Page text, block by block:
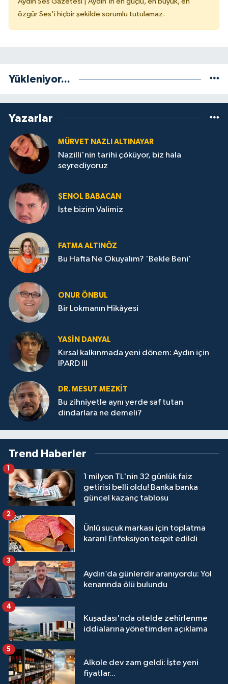
özgür Ses'i hiçbir şekilde sorumlu tutulamaz.
Yükleniyor...
Yazarlar
MÜRVET NAZLI ALTINAYAR
Nazilli'nin tarihi çöküyor, biz hala
seyrediyoruz
ŞENOL BABACAN
İşte bizim Valimiz
FATMA ALTINÖZ
Bu Hafta Ne Okuyalım? 'Bekle Beni'
ONUR ÖNBUL
Bir Lokmanın Hikâyesi
YASIN DANYAL
Kırsal kalkınmada yeni dönem: Aydın için
IPARD III
DR. MESUT MEZKIT
Bu zihniyetle aynı yerde saf tutan
dindarlara ne demeli?
Trend Haberler
1 milyon TL'nin 32 günlük faiz
getirisi belli oldu! Banka banka
güncel kazanç tablosu
1
Ünlü sucuk markası için toplatma
kararı! Enfeksiyon tespit edildi
2
Aydın’da günlerdir aranıyordu: Yol
kenarında ölü bulundu
3
Kuşadası'nda otelde zehirlenme
iddialarına yönetimden açıklama
4
Alkole dev zam geldi: İşte yeni
fiyatlar...
5